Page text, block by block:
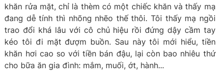
khăn rửa mặt, chỉ là thèm có một chiếc khăn và thấy mạ
đang dễ tính thì nhõng nhẽo thế thôi. Tôi thấy mạ ngồi
trao đổi khá lâu với cô chủ hiệu rồi đứng dậy cầm tay
kéo tôi đi mặt đượm buồn. Sau này tôi mới hiểu, tiền
khăn hơi cao so với tiền bán đậu, lại còn bao nhiêu thứ
cho bữa ăn gia đình: mắm, muối, ớt, hành...